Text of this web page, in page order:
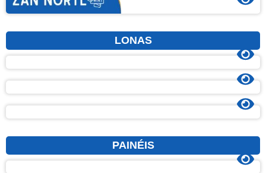
LONAS
PAINÉIS